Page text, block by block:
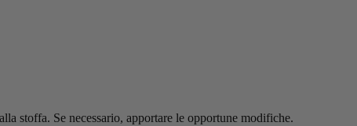
stoffa. Se necessario, apportare le opportune modifiche.